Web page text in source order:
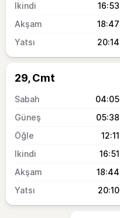
16:53
18:47
20:14
29, Cmt
04:05
05:38
12:11
16:51
18:44
20:10